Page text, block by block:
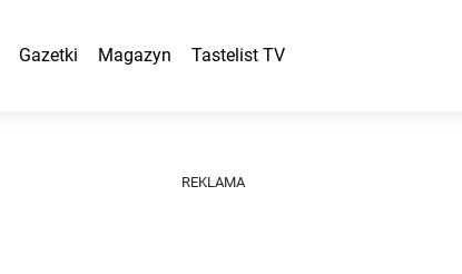
Gazetki Magazyn Tastelist TV
REKLAMA